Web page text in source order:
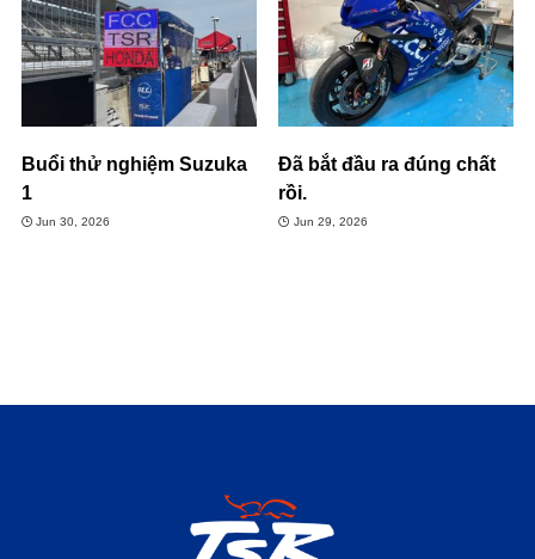
Buổi thử nghiệm Suzuka
1
Jun 30, 2026
Đã bắt đầu ra đúng chất
rồi.
Jun 29, 2026